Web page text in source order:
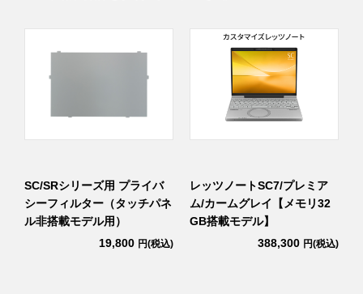
4年保証+4年特別保証プレミアム
ウィルス対策ソフト
SC/SRシリーズ用 プライバ
シーフィルター（タッチパネ
ル非搭載モデル用）
19,800 円(税込)
レッツノートSC7/プレミア
ム/カームグレイ【メモリ32
GB搭載モデル】
388,300 円(税込)